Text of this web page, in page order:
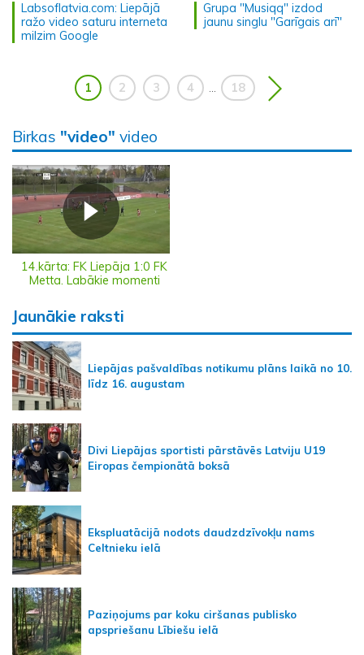
Labsoflatvia.com: Liepājā
ražo video saturu interneta
milzim Google
Grupa "Musiqq" izdod
jaunu singlu "Garīgais arī"
1 2 3 4 18
Birkas "video" video
14.kārta: FK Liepāja 1:0 FK
Metta. Labākie momenti
Jaunākie raksti
Liepājas pašvaldības notikumu plāns laikā no 10.
līdz 16. augustam
Divi Liepājas sportisti pārstāvēs Latviju U19
Eiropas čempionātā boksā
Ekspluatācijā nodots daudzdzīvokļu nams
Celtnieku ielā
Paziņojums par koku ciršanas publisko
apspriešanu Lībiešu ielā